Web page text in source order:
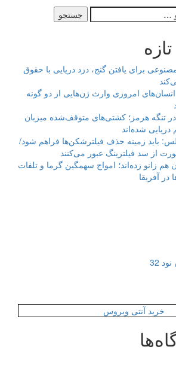
برای یافتن گنج، دزد دریایی با حقوق
انسان‌های امروزی وارث ژن‌هایی از دو گونه
تنگه هرمز؛ کشتی‌های متوقف‌شده میزبان
دریایی شده‌اند
باید زمینه حذف فیلترشکن‌ها فراهم شود/
از سد فیلترینگ عبور می‌کنند
هم زانو زده‌اند؛ امواج سهمگین گرما و تلفات
در آفریقا
32
خرید آنتی ویروس